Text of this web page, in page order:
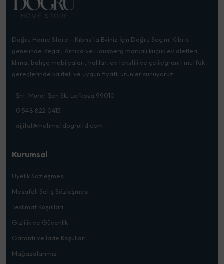
Doğru Home Store – Kıbrıs’ta Eviniz İçin Doğru Seçim! Kıbrıs
genelinde Regal, Arnica ve Hausberg markalı küçük ev aletleri,
klima, bahçe mobilyaları, halılar, ev tekstili ve çelik/granit mutfak
gereçlerinde kaliteli ve uygun fiyatlı ürünler sunuyoruz.
Şht. Murat Şen Sk, Lefkoşa 99010
0 548 822 0415
dijital@mehmetdogrultd.com
Kurumsal
Üyelik Sözleşmesi
Mesafeli Satış Sözleşmesi
Teslimat Koşulları
Gizlilik ve Güvenlik
Garanti ve İade Koşulları
Mağazalarımız